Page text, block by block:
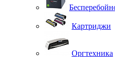
Картриджи
Оргтехника